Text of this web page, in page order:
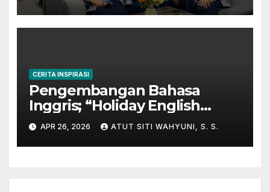
CERITA INSPIRASI
Pengembangan Bahasa
Inggris; “Holiday English
Program” di Kampung
Inggris-Pare
APR 26, 2026 ATUT SITI WAHYUNI, S. S.